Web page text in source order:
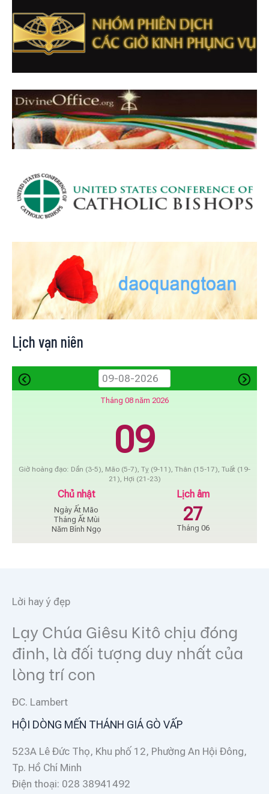
Lịch vạn niên
Tháng 08 năm 2026
09
Giờ hoàng đạo: Dần (3-5), Mão (5-7), Tỵ (9-11), Thân (15-17), Tuất (19-
21), Hợi (21-23)
Chủ nhật
Ngày Ất Mão
Tháng Ất Mùi
Năm Bính Ngọ
Lịch âm
27
Tháng 06
Lời hay ý đẹp
Lạy Chúa Giêsu Kitô chịu đóng
đinh, là đối tượng duy nhất của
lòng trí con
ĐC. Lambert
HỘI DÒNG MẾN THÁNH GIÁ GÒ VẤP
523A Lê Đức Thọ, Khu phố 12, Phường An Hội Đông,
Tp. Hồ Chí Minh
Điện thoại: 028 38941492